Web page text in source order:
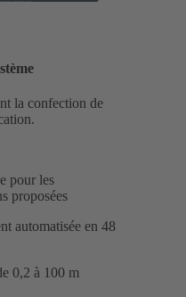
la confection de
pour les
proposées
automatisée en 48
0,2 à 100 m